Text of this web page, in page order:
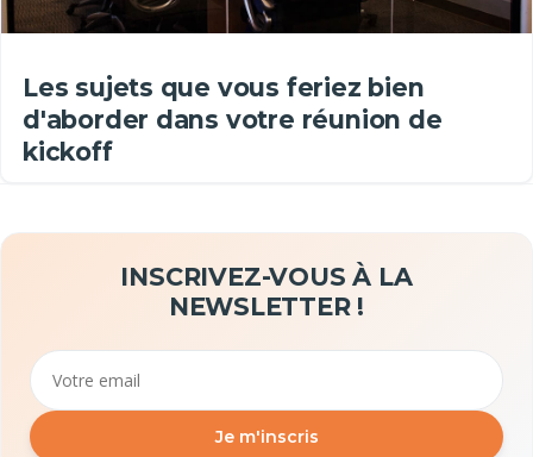
Les sujets que vous feriez bien
d'aborder dans votre réunion de
kickoff
INSCRIVEZ-VOUS À LA
NEWSLETTER !
Email
Je m'inscris